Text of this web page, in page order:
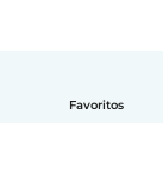
Favoritos